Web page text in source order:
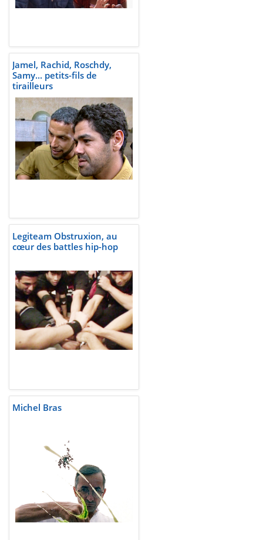
Jamel, Rachid, Roschdy,
Samy... petits-fils de
tirailleurs
Legiteam Obstruxion, au
cœur des battles hip-hop
Michel Bras